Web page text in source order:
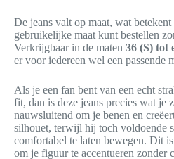
De jeans valt op maat, wat betekent
gebruikelijke maat kunt bestellen
Verkrijgbaar in de maten 36 (S) tot
er voor iedereen wel een passende
Als je een fan bent van een echt
fit, dan is deze jeans precies wat je
nauwsluitend om je benen en
silhouet, terwijl hij toch voldoende
comfortabel te laten bewegen. Dit
om je figuur te accentueren zonder